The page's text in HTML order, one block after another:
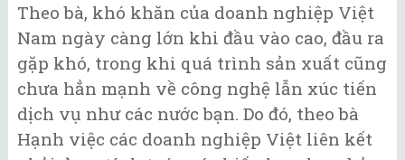
Theo bà, khó khăn của doanh nghiệp Việt
Nam ngày càng lớn khi đầu vào cao, đầu ra
gặp khó, trong khi quá trình sản xuất cũng
chưa hẳn mạnh về công nghệ lẫn xúc tiến
dịch vụ như các nước bạn. Do đó, theo bà
Hạnh việc các doanh nghiệp Việt liên kết